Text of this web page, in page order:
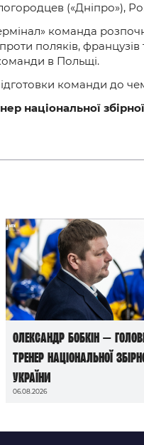
(«Дніпро»),
команда
поляків,
в Польщі.
команди до
національної
Олександр Бобкін —
тренер національної
України
06.08.2026